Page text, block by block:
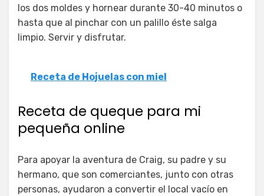
los dos moldes y hornear durante 30-40 minutos o
hasta que al pinchar con un palillo éste salga
limpio. Servir y disfrutar.
Receta de Hojuelas con miel
Receta de queque para mi
pequeña online
Para apoyar la aventura de Craig, su padre y su
hermano, que son comerciantes, junto con otras
personas, ayudaron a convertir el local vacío en